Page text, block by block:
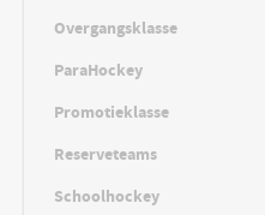
Overgangsklasse
ParaHockey
Promotieklasse
Reserveteams
Schoolhockey